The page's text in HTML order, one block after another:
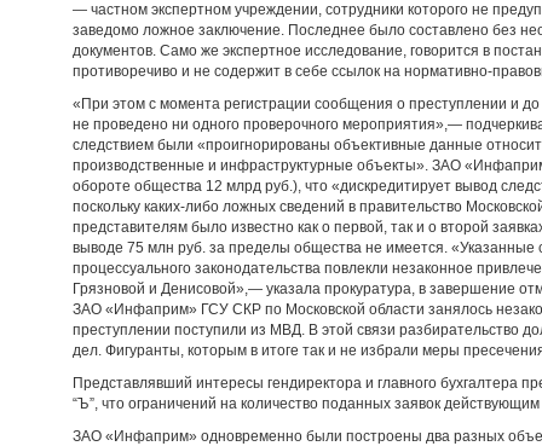
— частном экспертном учреждении, сотрудники которого не
заведомо ложное заключение. Последнее было составлено без
документов. Само же экспертное исследование, говорится в
противоречиво и не содержит в себе ссылок на нормативно-
«При этом с момента регистрации сообщения о преступлении и
не проведено ни одного проверочного мероприятия»,—
следствием были «проигнорированы объективные данные
производственные и инфраструктурные объекты». ЗАО
обороте общества 12 млрд руб.), что «дискредитирует вывод
поскольку каких-либо ложных сведений в правительство
представителям было известно как о первой, так и о второй
выводе 75 млн руб. за пределы общества не имеется.
процессуального законодательства повлекли незаконное
Грязновой и Денисовой»,— указала прокуратура, в завершение
ЗАО «Инфаприм» ГСУ СКР по Московской области занялось
преступлении поступили из МВД. В этой связи разбирательство
дел. Фигуранты, которым в итоге так и не избрали меры
Представлявший интересы гендиректора и главного бухгалтера
“Ъ”, что ограничений на количество поданных заявок
ЗАО «Инфаприм» одновременно были построены два разных